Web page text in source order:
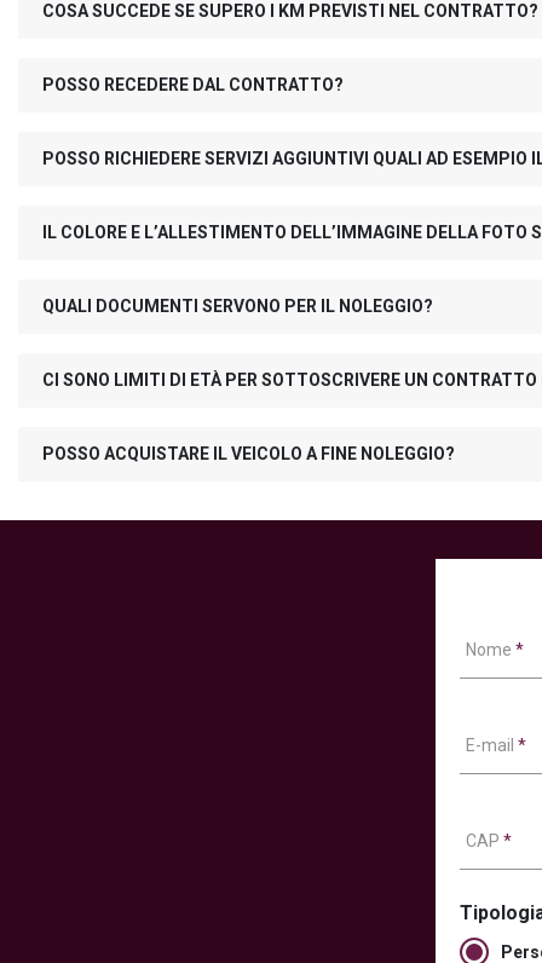
COSA SUCCEDE SE SUPERO I KM PREVISTI NEL CONTRATTO?
POSSO RECEDERE DAL CONTRATTO?
POSSO RICHIEDERE SERVIZI AGGIUNTIVI QUALI AD ESEMPIO
IL COLORE E L’ALLESTIMENTO DELL’IMMAGINE DELLA
QUALI DOCUMENTI SERVONO PER IL NOLEGGIO?
CI SONO LIMITI DI ETÀ PER SOTTOSCRIVERE UN
POSSO ACQUISTARE IL VEICOLO A FINE NOLEGGIO?
Nome *
E-mail *
CAP *